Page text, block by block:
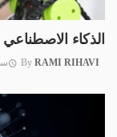
الذكاء الاصطناعي
By RAMI RIHAVI